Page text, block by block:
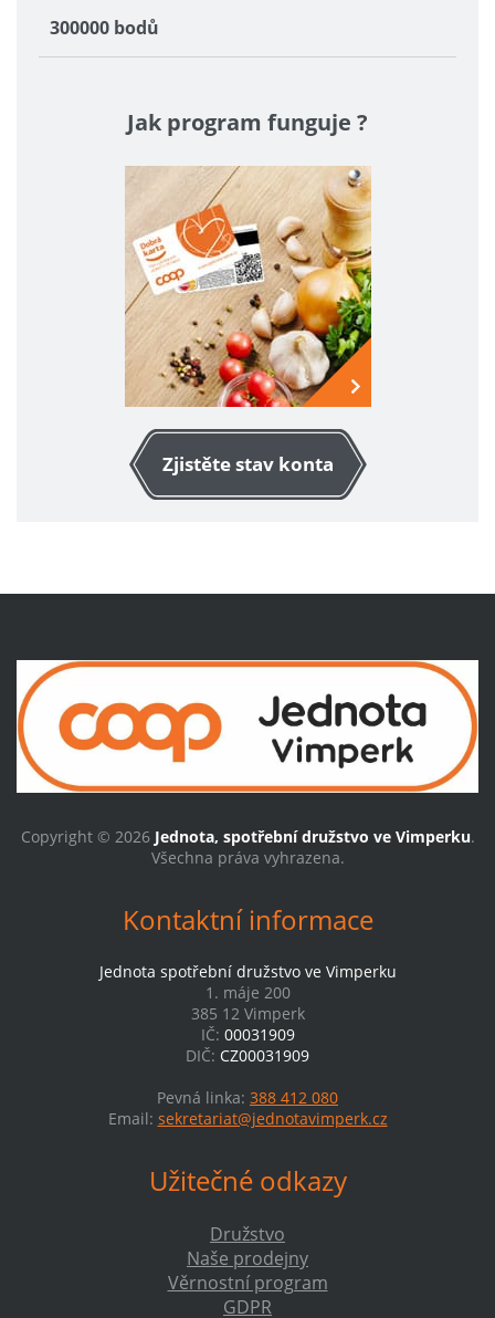
300000 bodů
Jak program funguje ?
Zjistěte stav konta
Copyright © 2026 Jednota, spotřební družstvo ve Vimperku.
Všechna práva vyhrazena.
Kontaktní informace
Jednota spotřební družstvo ve Vimperku
1. máje 200
385 12 Vimperk
IČ: 00031909
DIČ: CZ00031909
Pevná linka: 388 412 080
Email: sekretariat@jednotavimperk.cz
Užitečné odkazy
Družstvo
Naše prodejny
Věrnostní program
GDPR